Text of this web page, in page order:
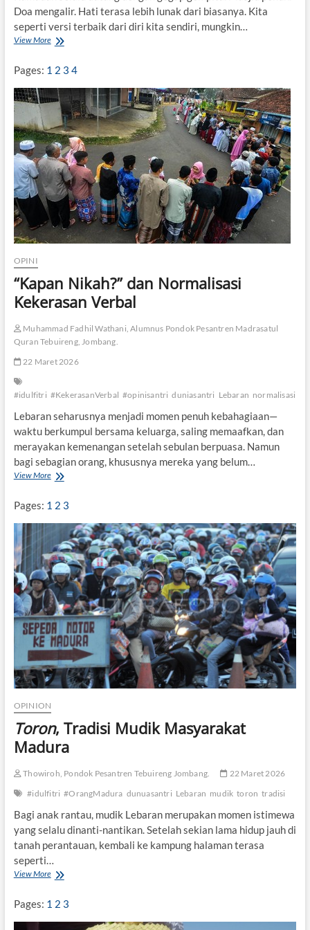
k
n
a
n
Doa mengalir. Hati terasa lebih lunak dari biasanya. Kita
seperti versi terbaik dari diri kita sendiri, mungkin…
View MoreP
t
-
R
m
a
d
a
n
S
y
d
Pages: 1 2 3 4
OPINI
“Kapan Nikah?” dan Normalisasi
Kekerasan Verbal
Muhammad Fadhil Wathani, Alumnus Pondok Pesantren Madrasatul
Quran Tebuireng, Jombang.
22 Maret 2026
#idulfitri #KekerasanVerbal #opinisantri duniasantri Lebaran normalisasi
Lebaran seharusnya menjadi momen penuh kebahagiaan—
waktu berkumpul bersama keluarga, saling memaafkan, dan
merayakan kemenangan setelah sebulan berpuasa. Namun
bagi sebagian orang, khususnya mereka yang belum…
View More“
p
a
N
i
k
a
h
?
”
d
a
n
N
o
m
a
i
a
i
K
k
e
r
a
n
V
Pages: 1 2 3
OPINION
Toron, Tradisi Mudik Masyarakat
Madura
Thowiroh, Pondok Pesantren Tebuireng Jombang.
22 Maret 2026
#idulfitri #OrangMadura dunuasantri Lebaran mudik toron tradisi
Bagi anak rantau, mudik Lebaran merupakan momen istimewa
yang selalu dinanti-nantikan. Setelah sekian lama hidup jauh di
tanah perantauan, kembali ke kampung halaman terasa
seperti…
View MoreT
o
n
Pages: 1 2 3